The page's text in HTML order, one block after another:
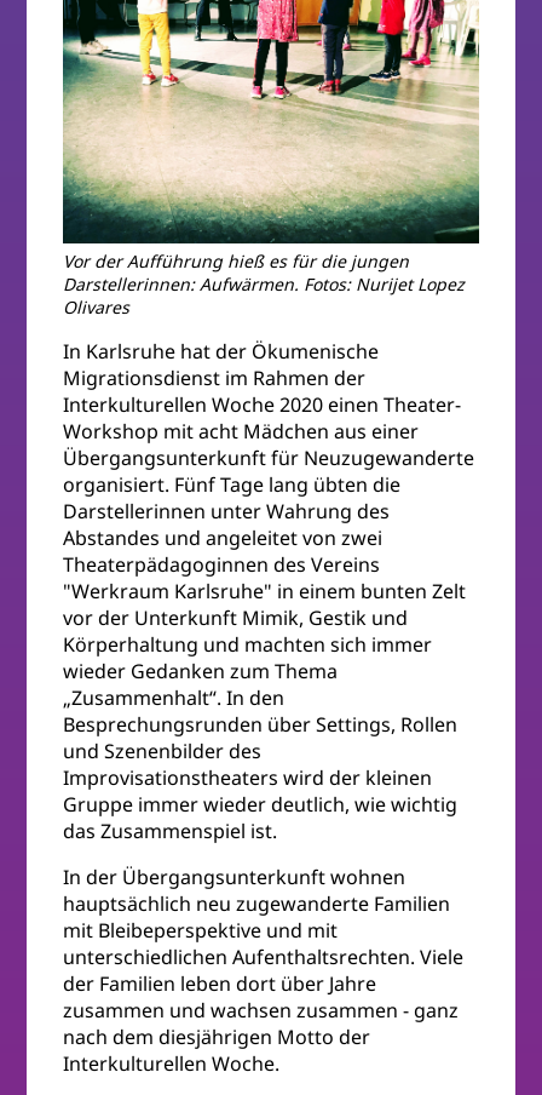
Vor der Aufführung hieß es für die jungen
Darstellerinnen: Aufwärmen. Fotos: Nurijet Lopez
Olivares
In Karlsruhe hat der Ökumenische
Migrationsdienst im Rahmen der
Interkulturellen Woche 2020 einen Theater-
Workshop mit acht Mädchen aus einer
Übergangsunterkunft für Neuzugewanderte
organisiert. Fünf Tage lang übten die
Darstellerinnen unter Wahrung des
Abstandes und angeleitet von zwei
Theaterpädagoginnen des Vereins
"Werkraum Karlsruhe" in einem bunten Zelt
vor der Unterkunft Mimik, Gestik und
Körperhaltung und machten sich immer
wieder Gedanken zum Thema
„Zusammenhalt“. In den
Besprechungsrunden über Settings, Rollen
und Szenenbilder des
Improvisationstheaters wird der kleinen
Gruppe immer wieder deutlich, wie wichtig
das Zusammenspiel ist.
In der Übergangsunterkunft wohnen
hauptsächlich neu zugewanderte Familien
mit Bleibeperspektive und mit
unterschiedlichen Aufenthaltsrechten. Viele
der Familien leben dort über Jahre
zusammen und wachsen zusammen - ganz
nach dem diesjährigen Motto der
Interkulturellen Woche.